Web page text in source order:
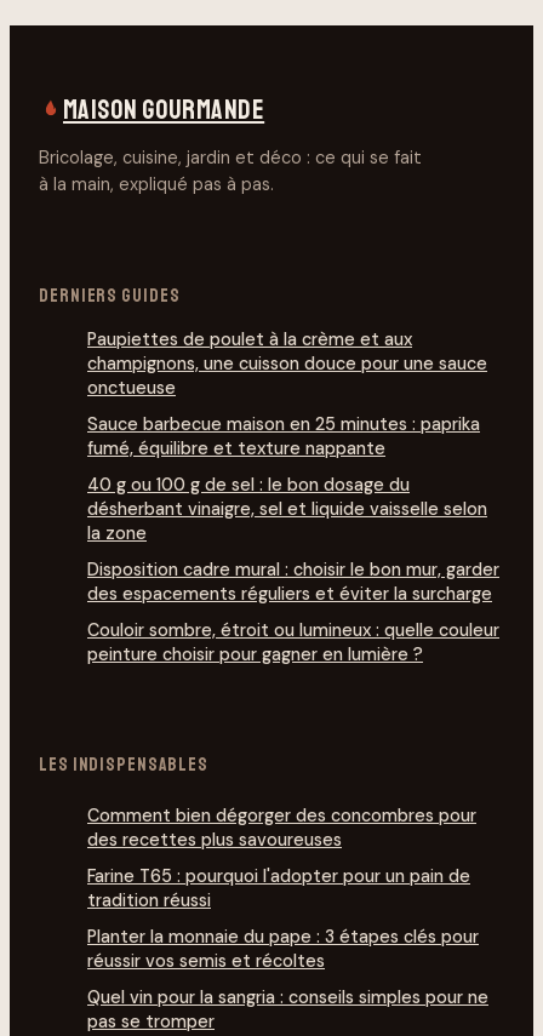
MAISON GOURMANDE
Bricolage, cuisine, jardin et déco : ce qui se fait
à la main, expliqué pas à pas.
DERNIERS GUIDES
Paupiettes de poulet à la crème et aux
champignons, une cuisson douce pour une sauce
onctueuse
Sauce barbecue maison en 25 minutes : paprika
fumé, équilibre et texture nappante
40 g ou 100 g de sel : le bon dosage du
désherbant vinaigre, sel et liquide vaisselle selon
la zone
Disposition cadre mural : choisir le bon mur, garder
des espacements réguliers et éviter la surcharge
Couloir sombre, étroit ou lumineux : quelle couleur
peinture choisir pour gagner en lumière ?
LES INDISPENSABLES
Comment bien dégorg­er des concombres pour
des recettes plus savoureuses
Farine T65 : pourquoi l'adopter pour un pain de
tradition réussi
Planter la monnaie du pape : 3 étapes clés pour
réussir vos semis et récoltes
Quel vin pour la sangria : conseils simples pour ne
pas se tromper